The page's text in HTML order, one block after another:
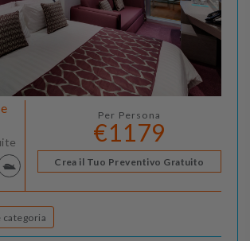
Per Persona
€1179
Crea il Tuo Preventivo Gratuito
Descrizione categoria